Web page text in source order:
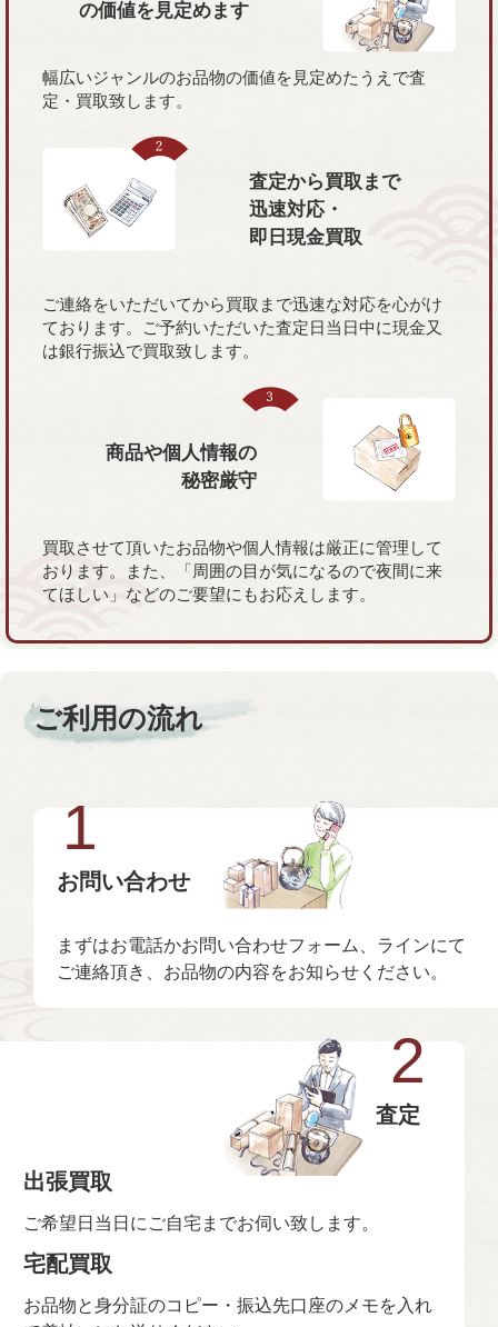
の価値を 見定めます
幅広いジャンルのお品物の価値を見定めたうえで査
定・買取致します。
査定から買取まで
迅速対応・
即日現金買取
ご連絡をいただいてから買取まで迅速な対応を心がけ
ております。ご予約いただいた査定日当日中に現金又
は銀行振込で買取致します。
商品や個人情報の
秘密厳守
買取させて頂いたお品物や個人情報は厳正に管理して
おります。また、「周囲の目が気になるので夜間に来
てほしい」などのご要望にもお応えします。
ご利用の流れ
1
お問い合わせ
まずはお電話かお問い合わせフォーム、ラインにて
ご連絡頂き、お品物の内容をお知らせください。
2
査定
出張買取
ご希望日当日にご自宅までお伺い致します。
宅配買取
お品物と身分証のコピー・振込先口座のメモを入れ